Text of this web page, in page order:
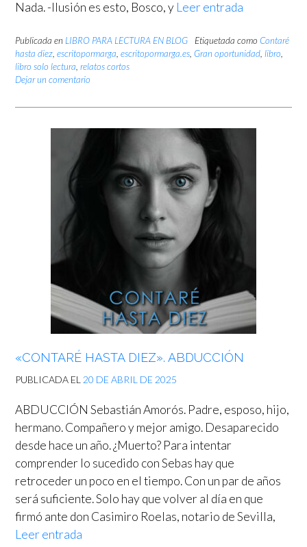
Nada. -Ilusión es esto, Bosco, y Leer entrada
Publicada en LIBRO PARA LECTURA EN BLOG Etiquetada como Contaré
hasta diez escritopormarga escritopormarga.es Gran oportunidad libro
libro solo lectura relatos cortos
Dejar un comentario
«CONTARÉ HASTA DIEZ». ABDUCCIÓN
PUBLICADA EL 20 DE ABRIL DE 2025
ABDUCCIÓN Sebastián Amorós. Padre, esposo, hijo,
hermano. Compañero y mejor amigo. Desaparecido
desde hace un año. ¿Muerto? Para intentar
comprender lo sucedido con Sebas hay que
retroceder un poco en el tiempo. Con un par de años
será suficiente. Solo hay que volver al día en que
firmó ante don Casimiro Roelas, notario de Sevilla,
Leer entrada